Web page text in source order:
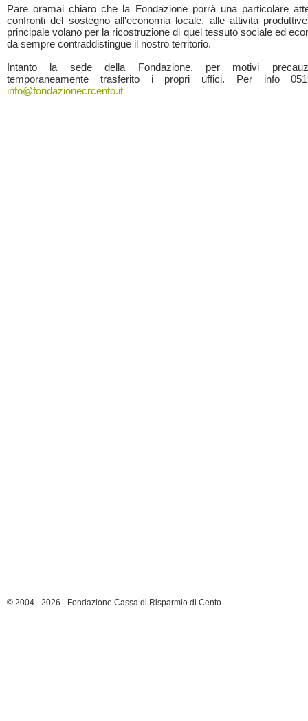
Pare oramai chiaro che la Fondazione porrà una particolare
confronti del sostegno all'economia locale, alle attività
principale volano per la ricostruzione di quel tessuto sociale ed
da sempre contraddistingue il nostro territorio.
Intanto la sede della Fondazione, per motivi
temporaneamente trasferito i propri uffici. Per info
info@fondazionecrcento.it
© 2004 - 2026 - Fondazione Cassa di Risparmio di Cento